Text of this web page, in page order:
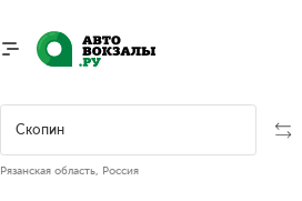
Рязанская область, Россия